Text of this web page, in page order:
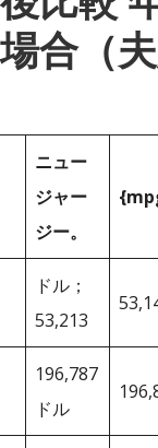
合（
ニュー
ジャー
ジー。
ドル；
53,213
196,787
ドル